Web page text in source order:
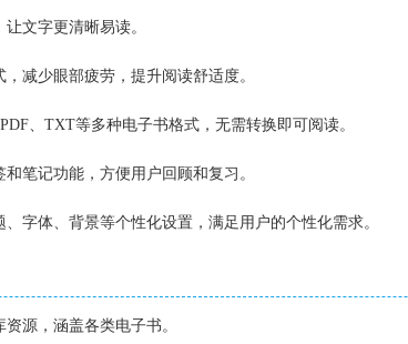
文字更清晰易读。
减少眼部疲劳，提升阅读舒适度。
、TXT等多种电子书格式，无需转换即可阅读。
笔记功能，方便用户回顾和复习。
字体、背景等个性化设置，满足用户的个性化需求。
源，涵盖各类电子书。